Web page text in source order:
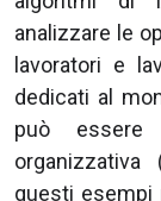
analizzare le
lavoratori e
dedicati al
può
questi esempi